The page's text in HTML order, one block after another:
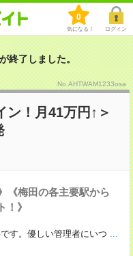
0
気になる！ ログイン
終了しました。
No.AHTWAM1233osa
ン！月41万円↑＞
《梅田の各主要駅から
！》
す。優しい管理者にいつ ...